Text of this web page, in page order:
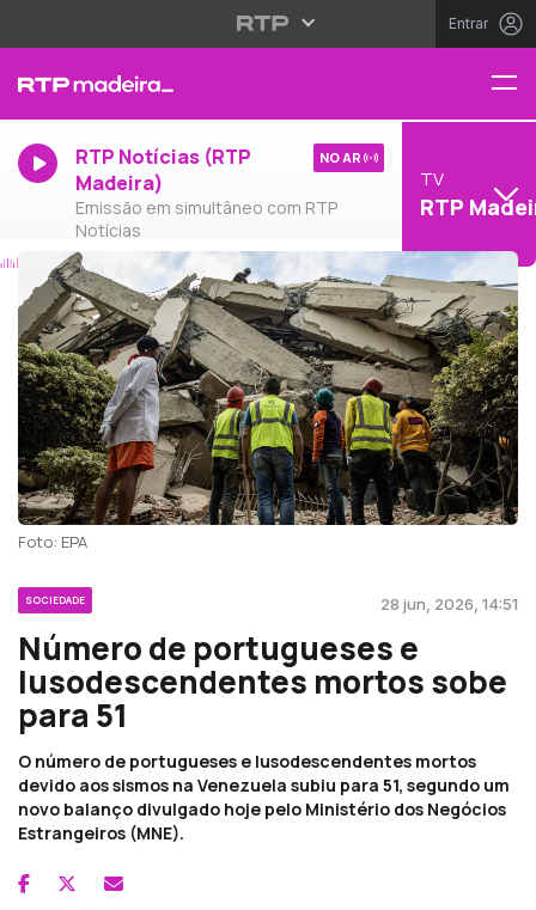
Entrar
RTP Notícias (RTP
Madeira)
Emissão em simultâneo com RTP
Notícias
NO AR
TV
RTP
Foto: EPA
SOCIEDADE 28 jun, 2026, 14:51
Número de portugueses e
lusodescendentes mortos sobe
para 51
O número de portugueses e lusodescendentes mortos
devido aos sismos na Venezuela subiu para 51, segundo um
novo balanço divulgado hoje pelo Ministério dos Negócios
Estrangeiros (MNE).